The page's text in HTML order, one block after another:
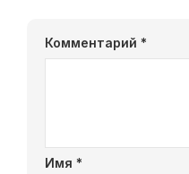
Комментарий *
Имя *